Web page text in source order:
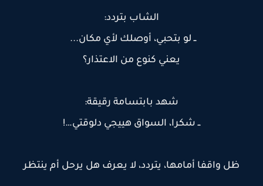
الشاب بتردد:
ــ لو بتحبي، أوصلك لأي مكان...
يعني كنوع من الاعتذار؟
شهد بابتسامة رقيقة:
ــ شكرا، السواق هييجي دلوقتي…!
ظل واقفا أمامها، يتردد، لا يعرف هل يرحل أم ينتظر